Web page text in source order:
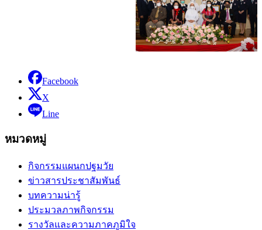
Facebook
X
Line
หมวดหมู่
กิจกรรมแผนกปฐมวัย
ข่าวสารประชาสัมพันธ์
บทความน่ารู้
ประมวลภาพกิจกรรม
รางวัลและความภาคภูมิใจ